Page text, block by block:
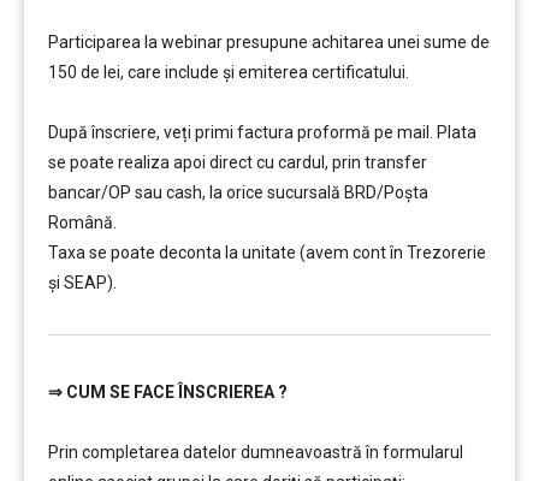
Participarea la webinar presupune achitarea unei sume de
150 de lei, care include şi emiterea certificatului.
După înscriere, veți primi factura proformă pe mail. Plata
se poate realiza apoi direct cu cardul, prin transfer
bancar/OP sau cash, la orice sucursală BRD/Poșta
Română.
Taxa se poate deconta la unitate (avem cont în Trezorerie
și SEAP).
⇒ CUM SE FACE ÎNSCRIEREA ?
Prin completarea datelor dumneavoastră în formularul